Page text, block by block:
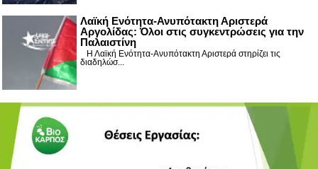
Λαϊκή Ενότητα-Ανυπότακτη Αριστερά
Αργολίδας: Όλοι στις συγκεντρώσεις για την
Παλαιστίνη
Η Λαϊκή Ενότητα-Ανυπότακτη Αριστερά στηρίζει τις
διαδηλώσ...